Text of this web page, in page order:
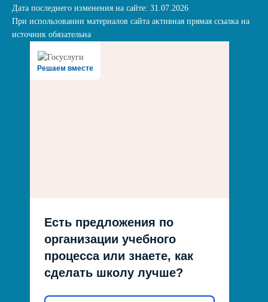
Дата последнего изменения на сайте: 31.07.2026
При использовании материалов сайта активная прямая ссылка на
источник обязательна
Решаем вместе
Есть предложения по
организации учебного
процесса или знаете, как
сделать школу лучше?